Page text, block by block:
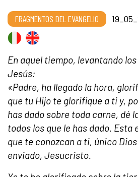
FRAGMENTOS DEL EVANGELIO
En aquel tiempo, levantando
Jesús:
«Padre, ha llegado la hora,
que tu Hijo te glorifique a ti y,
has dado sobre toda carne, dé
todos los que le has dado. Esta
que te conozcan a ti, único
enviado, Jesucristo.